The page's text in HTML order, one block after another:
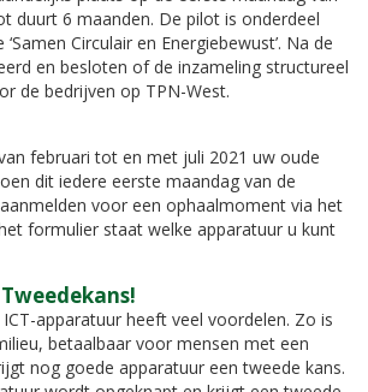
duurt 6 maanden. De pilot is onderdeel
Circulair en Energiebewust’. Na de
en besloten of de inzameling structureel
de bedrijven op TPN-West.
februari tot en met juli 2021 uw oude
dit iedere eerste maandag van de
voor een ophaalmoment via het
formulier staat welke apparatuur u kunt
apparatuur heeft veel voordelen. Zo is
betaalbaar voor mensen met een
nog goede apparatuur een tweede kans.